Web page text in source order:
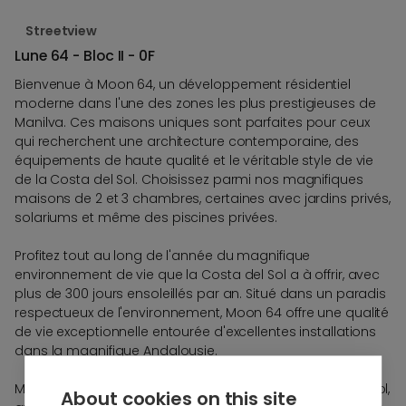
Streetview
Lune 64 - Bloc II - 0F
Bienvenue à Moon 64, un développement résidentiel
moderne dans l'une des zones les plus prestigieuses de
Manilva. Ces maisons uniques sont parfaites pour ceux
qui recherchent une architecture contemporaine, des
équipements de haute qualité et le véritable style de vie
de la Costa del Sol. Choisissez parmi nos magnifiques
maisons de 2 et 3 chambres, certaines avec jardins privés,
solariums et même des piscines privées.
Profitez tout au long de l'année du magnifique
environnement de vie que la Costa del Sol a à offrir, avec
plus de 300 jours ensoleillés par an. Situé dans un paradis
respectueux de l'environnement, Moon 64 offre une qualité
de vie exceptionnelle entourée d'excellentes installations
dans la magnifique Andalousie.
Moon 64 est idéalement situé au cœur de la Costa del Sol,
About cookies on this site